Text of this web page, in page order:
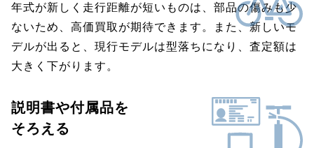
年式が新しく走行距離が短いものは、部品の傷みも少
ないため、高価買取が期待できます。また、新しいモ
デルが出ると、現行モデルは型落ちになり、査定額は
大きく下がります。
説明書や付属品を
そろえる